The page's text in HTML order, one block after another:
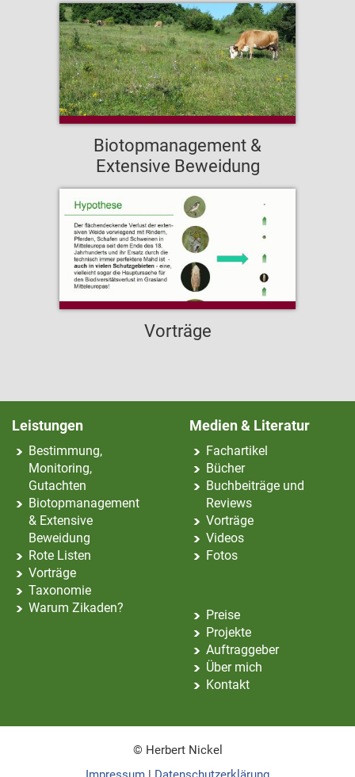
Biotopmanagement &
Extensive Beweidung
Vorträge
Leistungen
Bestimmung,
Monitoring,
Gutachten
Biotopmanagement
& Extensive
Beweidung
Rote Listen
Vorträge
Taxonomie
Warum Zikaden?
Medien & Literatur
Fachartikel
Bücher
Buchbeiträge und
Reviews
Vorträge
Videos
Fotos
Preise
Projekte
Auftraggeber
Über mich
Kontakt
© Herbert Nickel